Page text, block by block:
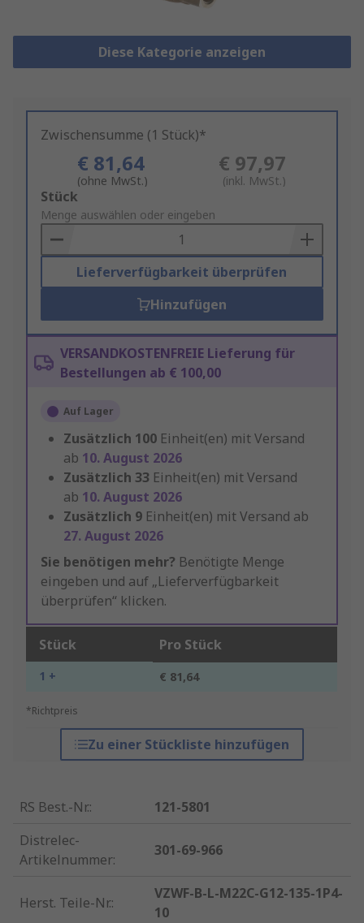
Diese Kategorie anzeigen
Zwischensumme (1 Stück)*
€ 81,64
(ohne MwSt.)
€ 97,97
(inkl. MwSt.)
Add
to
Basket
Stück
Menge auswählen oder eingeben
Lieferverfügbarkeit überprüfen
Hinzufügen
VERSANDKOSTENFREIE Lieferung für
Bestellungen ab € 100,00
Auf Lager
Zusätzlich 100 Einheit(en) mit Versand
ab 10. August 2026
Zusätzlich 33 Einheit(en) mit Versand
ab 10. August 2026
Zusätzlich 9 Einheit(en) mit Versand ab
27. August 2026
Sie benötigen mehr? Benötigte Menge
eingeben und auf „Lieferverfügbarkeit
überprüfen“ klicken.
Stück Pro Stück
1 + € 81,64
*Richtpreis
Zu einer Stückliste hinzufügen
RS Best.-Nr.:
121-5801
Distrelec-
Artikelnummer:
301-69-966
Herst. Teile-Nr.:
VZWF-B-L-M22C-G12-135-1P4-
10